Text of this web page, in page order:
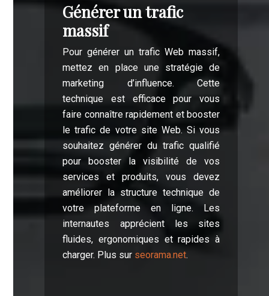
Générer un trafic
massif
Pour générer un trafic Web massif,
mettez en place une stratégie de
marketing d’influence. Cette
technique est efficace pour vous
faire connaître rapidement et booster
le trafic de votre site Web. Si vous
souhaitez générer du trafic qualifié
pour booster la visibilité de vos
services et produits, vous devez
améliorer la structure technique de
votre plateforme en ligne. Les
internautes apprécient les sites
fluides, ergonomiques et rapides à
charger. Plus sur seorama.net.